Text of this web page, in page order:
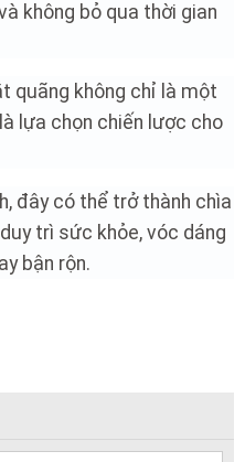
không bỏ qua thời gian
quãng không chỉ là một
lựa chọn chiến lược cho
đây có thể trở thành chìa
trì sức khỏe, vóc dáng
bận rộn.